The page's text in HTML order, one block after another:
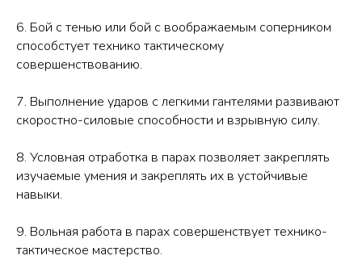
6. Бой с тенью или бой с воображаемым соперником
способстует технико тактическому
совершенствованию.
7. Выполнение ударов с легкими гантелями развивают
скоростно-силовые способности и взрывную силу.
8. Условная отработка в парах позволяет закреплять
изучаемые умения и закреплять их в устойчивые
навыки.
9. Вольная работа в парах совершенствует технико-
тактическое мастерство.